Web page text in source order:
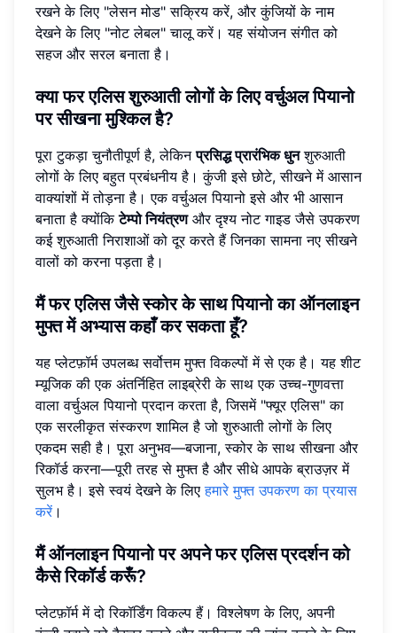
रखने के लिए "लेसन मोड" सक्रिय करें, और कुंजियों के नाम
देखने के लिए "नोट लेबल" चालू करें। यह संयोजन संगीत को
सहज और सरल बनाता है।
क्या फर एलिस शुरुआती लोगों के लिए वर्चुअल पियानो
पर सीखना मुश्किल है?
पूरा टुकड़ा चुनौतीपूर्ण है, लेकिनप्रसिद्ध प्रारंभिक धुनशुरुआती
लोगों के लिए बहुत प्रबंधनीय है। कुंजी इसे छोटे, सीखने में आसान
वाक्यांशों में तोड़ना है। एक वर्चुअल पियानो इसे और भी आसान
बनाता है क्योंकिटेम्पो नियंत्रणऔर दृश्य नोट गाइड जैसे उपकरण
कई शुरुआती निराशाओं को दूर करते हैं जिनका सामना नए सीखने
वालों को करना पड़ता है।
मैं फर एलिस जैसे स्कोर के साथ पियानो का ऑनलाइन
मुफ्त में अभ्यास कहाँ कर सकता हूँ?
यह प्लेटफ़ॉर्म उपलब्ध सर्वोत्तम मुफ्त विकल्पों में से एक है। यह शीट
म्यूजिक की एक अंतर्निहित लाइब्रेरी के साथ एक उच्च-गुणवत्ता
वाला वर्चुअल पियानो प्रदान करता है, जिसमें "फ्यूर एलिस" का
एक सरलीकृत संस्करण शामिल है जो शुरुआती लोगों के लिए
एकदम सही है। पूरा अनुभव—बजाना, स्कोर के साथ सीखना और
रिकॉर्ड करना—पूरी तरह से मुफ्त है और सीधे आपके ब्राउज़र में
सुलभ है। इसे स्वयं देखने के लिएहमारे मुफ्त उपकरण का प्रयास
करें ।
मैं ऑनलाइन पियानो पर अपने फर एलिस प्रदर्शन को
कैसे रिकॉर्ड करूँ?
प्लेटफ़ॉर्म में दो रिकॉर्डिंग विकल्प हैं। विश्लेषण के लिए, अपनी